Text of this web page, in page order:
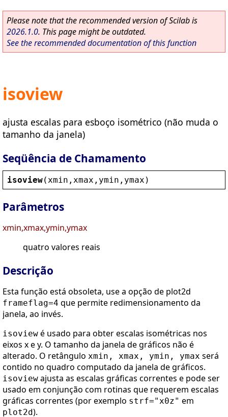
Please note that the recommended version of Scilab is
2026.1.0. This page might be outdated.
See the recommended documentation of this function
isoview
ajusta escalas para esboço isométrico (não muda o
tamanho da janela)
Seqüência de Chamamento
isoview( xmin , xmax , ymin , ymax )
Parâmetros
xmin,xmax,ymin,ymax
quatro valores reais
Descrição
Esta função está obsoleta, use a opção de plot2d
frameflag=4 que permite redimensionamento da
janela, ao invés.
isoview é usado para obter escalas isométricas nos
eixos x e y. O tamanho da janela de gráficos não é
alterado. O retângulo xmin, xmax, ymin, ymax será
contido no quadro computado da janela de gráficos.
isoview ajusta as escalas gráficas correntes e pode ser
usado em conjunção com rotinas que requerem escalas
gráficas correntes (por exemplo strf="x0z" em
plot2d).